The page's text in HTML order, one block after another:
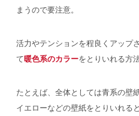
まうので要注意。
活力やテンションを程良くアップ
て暖色系のカラーをとりいれる方
たとえば、全体としては青系の壁
イエローなどの壁紙をとりいれる